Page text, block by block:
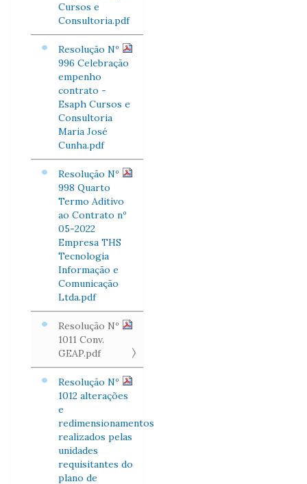
Cursos e
Consultoria.pdf
Resolução Nº
996 Celebração
empenho
contrato -
Esaph Cursos e
Consultoria
Maria José
Cunha.pdf
Resolução Nº
998 Quarto
Termo Aditivo
ao Contrato nº
05-2022
Empresa THS
Tecnologia
Informação e
Comunicação
Ltda.pdf
Resolução Nº
1011 Conv.
GEAP.pdf
Resolução Nº
1012 alterações
e
redimensionamentos
realizados pelas
unidades
requisitantes do
plano de